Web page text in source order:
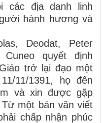
các địa danh linh
hành hương và
Deodat, Peter
Cuneo quyết định
trở lại đạo một
11/1391, họ đến
và xin được gặp
một bản văn viết
chấp nhận phúc